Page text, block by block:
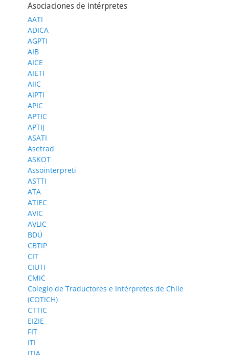
Asociaciones de intérpretes
AATI
ADICA
AGPTI
AIB
AICE
AIETI
AIIC
AIPTI
APIC
APTIC
APTIJ
ASATI
Asetrad
ASKOT
Assointerpreti
ASTTI
ATA
ATIEC
AVIC
AVLIC
BDÜ
CBTIP
CIT
CIUTI
CMIC
Colegio de Traductores e Intérpretes de Chile
(COTICH)
CTTIC
EIZIE
FIT
ITI